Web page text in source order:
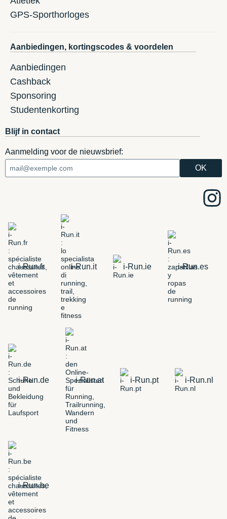
GPS-Sporthorloges
Aanbiedingen, kortingscodes & voordelen
Aanbiedingen
Cashback
Sponsoring
Studentenkorting
Blijf in contact
Aanmelding voor de nieuwsbrief:
i-Run.fr i-Run.it i-Run.ie i-Run.es
i-Run.de i-Run.at i-Run.pt i-Run.nl
i-Run.be